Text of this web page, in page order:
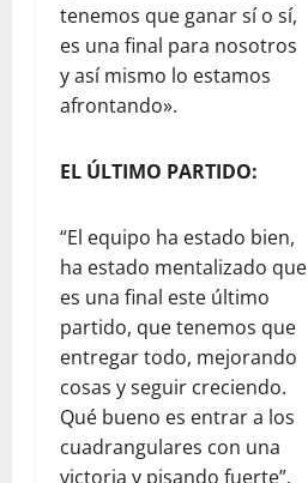
tenemos que ganar sí o sí,
es una final para nosotros
y así mismo lo estamos
afrontando».
EL ÚLTIMO PARTIDO:
“El equipo ha estado bien,
ha estado mentalizado que
es una final este último
partido, que tenemos que
entregar todo, mejorando
cosas y seguir creciendo.
Qué bueno es entrar a los
cuadrangulares con una
victoria y pisando fuerte”.